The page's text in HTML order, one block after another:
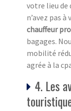
votre lieu de
n’avez pas
chauffeur
bagages.
mobilité
agrée à la
4. Les